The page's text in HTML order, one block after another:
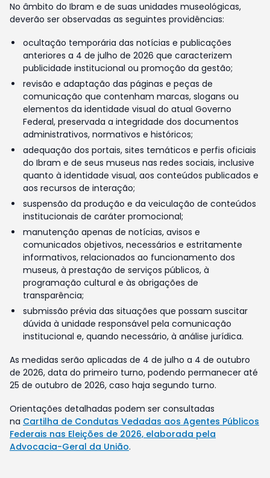
No âmbito do Ibram e de suas unidades museológicas,
deverão ser observadas as seguintes providências:
ocultação temporária das notícias e publicações
anteriores a 4 de julho de 2026 que caracterizem
publicidade institucional ou promoção da gestão;
revisão e adaptação das páginas e peças de
comunicação que contenham marcas, slogans ou
elementos da identidade visual do atual Governo
Federal, preservada a integridade dos documentos
administrativos, normativos e históricos;
adequação dos portais, sites temáticos e perfis oficiais
do Ibram e de seus museus nas redes sociais, inclusive
quanto à identidade visual, aos conteúdos publicados e
aos recursos de interação;
suspensão da produção e da veiculação de conteúdos
institucionais de caráter promocional;
manutenção apenas de notícias, avisos e
comunicados objetivos, necessários e estritamente
informativos, relacionados ao funcionamento dos
museus, à prestação de serviços públicos, à
programação cultural e às obrigações de
transparência;
submissão prévia das situações que possam suscitar
dúvida à unidade responsável pela comunicação
institucional e, quando necessário, à análise jurídica.
As medidas serão aplicadas de 4 de julho a 4 de outubro
de 2026, data do primeiro turno, podendo permanecer até
25 de outubro de 2026, caso haja segundo turno.
Orientações detalhadas podem ser consultadas
na Cartilha de Condutas Vedadas aos Agentes Públicos
Federais nas Eleições de 2026, elaborada pela
Advocacia-Geral da União.